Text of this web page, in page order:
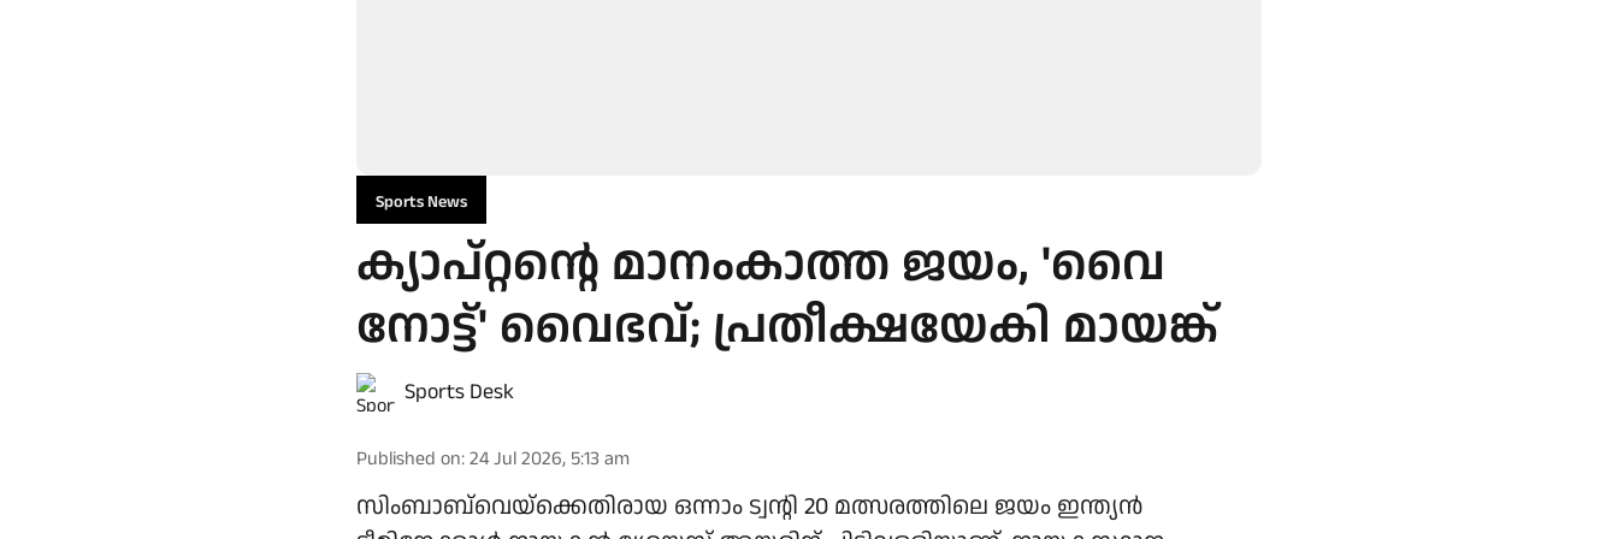
Sports News
ക്യാപ്റ്റന്റെ മാനംകാത്ത ജയം, 'വൈ
നോട്ട്' വൈഭവ്; പ്രതീക്ഷയേകി മായങ്ക്
Sports Desk
Published on:24 Jul 2026, 5:13 am
സിംബാബ്‌വെയ്ക്കെതിരായ ഒന്നാം ട്വന്റി 20 മത്സരത്തിലെ ജയം ഇന്ത്യന്‍